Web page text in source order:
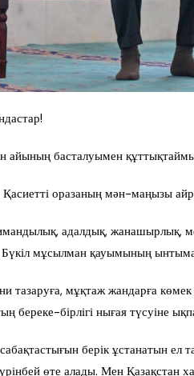
айының басталуымен
оразаның мән-маңызы
адалдық, жанашырлық,
Бүкіл мұсылман қауымының
тазаруға, мұқ­таж жан­дарға
береке-бірлігі нығая түсуіне
берік ұстанатын
өте алады. Мен Қазақстан